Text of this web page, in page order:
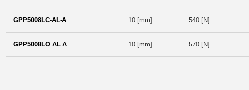
GPP5008LC-AL-A 10 [mm] 540 [N]
GPP5008LO-AL-A 10 [mm] 570 [N]